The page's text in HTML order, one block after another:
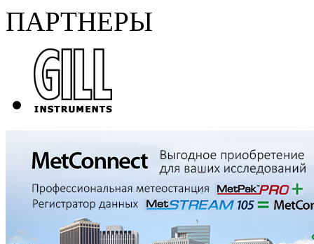
ПАРТНЕРЫ